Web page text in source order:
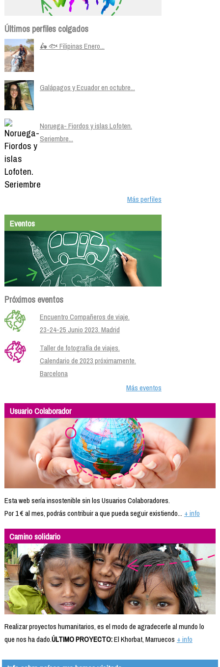
Últimos perfiles colgados
🛵 🐟 Filipinas Enero...
Galápagos y Ecuador en octubre...
Noruega- Fiordos y islas Lofoten.
Seriembre...
Más perfiles
Eventos
Próximos eventos
Encuentro Compañeros de viaje.
23-24-25 Junio 2023. Madrid
Taller de fotografía de viajes.
Calendario de 2023 próximamente.
Barcelona
Más eventos
Usuario Colaborador
Esta web sería insostenible sin los Usuarios Colaboradores.
Por 1 € al mes, podrás contribuir a que pueda seguir existiendo... + info
Camino solidario
Realizar proyectos humanitarios, es el modo de agradecerle al mundo lo
que nos ha dado.ÚLTIMO PROYECTO:El Khorbat, Marruecos + info